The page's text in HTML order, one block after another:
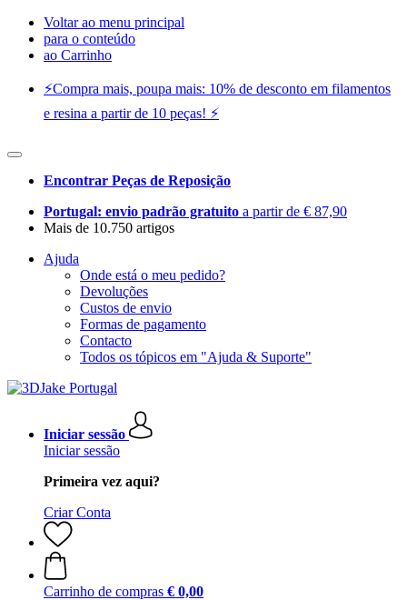
Voltar ao menu principal
para o conteúdo
ao Carrinho
⚡️Compra mais, poupa mais: 10% de desconto em filamentos
e resina a partir de 10 peças! ⚡️
Encontrar Peças de Reposição
Portugal: envio padrão gratuito a partir de € 87,90
Mais de 10.750 artigos
Ajuda
Onde está o meu pedido?
Devoluções
Custos de envio
Formas de pagamento
Contacto
Todos os tópicos em "Ajuda & Suporte"
Iniciar sessão
Iniciar sessão
Primeira vez aqui?
Criar Conta
Carrinho de compras € 0,00